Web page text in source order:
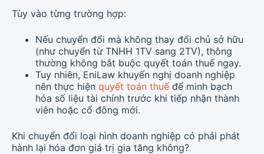
Tùy vào từng trường hợp:
Nếu chuyển đổi mà không thay đổi chủ sở hữu
(như chuyển từ TNHH 1TV sang 2TV), thông
thường không bắt buộc quyết toán thuế ngay.
Tuy nhiên, EniLaw khuyến nghị doanh nghiệp
nên thực hiện quyết toán thuếđể minh bạch
hóa số liệu tài chính trước khi tiếp nhận thành
viên hoặc cổ đông mới.
Khi chuyển đổi loại hình doanh nghiệp có phải phát
hành lại hóa đơn giá trị gia tăng không?